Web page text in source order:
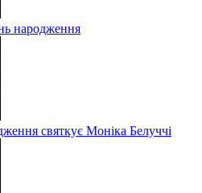
народження
святкує Моніка Белуччі